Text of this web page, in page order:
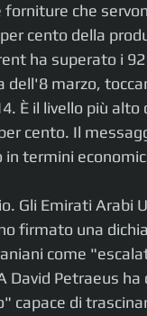
che
cento della
ha superato i
marzo,
È il livello più alto
cento. Il
in termini
Gli Emirati Arabi
firmato una
come
Petraeus ha
capace di